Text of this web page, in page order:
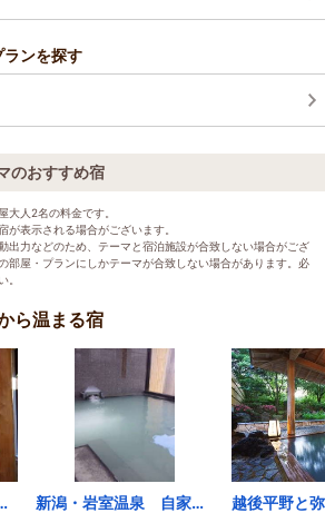
ランを探す
のおすすめ宿
大人2名の料金です。
表示される場合がございます。
出力などのため、テーマと宿泊施設が合致しない場合がござ
部屋・プランにしかテーマが合致しない場合があります。必
。
ら温まる宿
宿 高島屋 新潟・岩室温泉 自家源泉の宿 富士屋